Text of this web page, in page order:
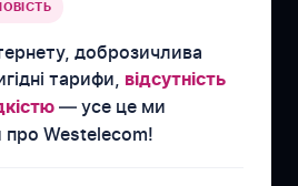
доброзичлива
тарифи, відсутність
— усе це ми
Westelecom!